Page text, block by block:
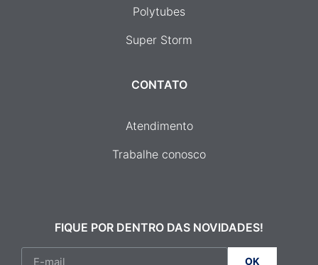
Polytubes
Super Storm
CONTATO
Atendimento
Trabalhe conosco
FIQUE POR DENTRO DAS NOVIDADES!
OK